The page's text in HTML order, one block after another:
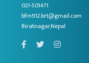
021-501471
bfm912.brt@gmail.com
Biratnagar,Nepal